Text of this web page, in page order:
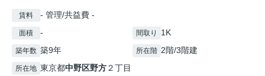
賃料 - 管理/共益費 -
面積 - 間取り 1K
築年数 築9年 所在階 2階/3階建
所在地 東京都中野区野方２丁目